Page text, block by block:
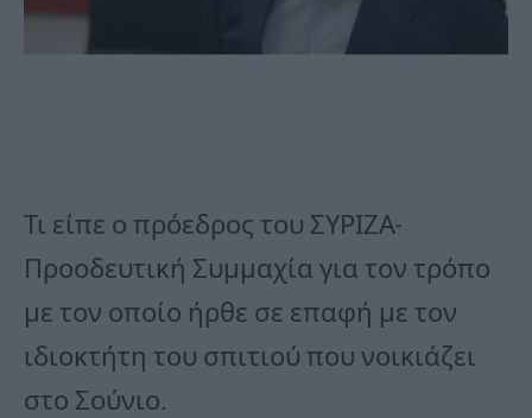
Τι είπε ο πρόεδρος του ΣΥΡΙΖΑ-
Προοδευτική Συμμαχία για τον τρόπο
με τον οποίο ήρθε σε επαφή με τον
ιδιοκτήτη του σπιτιού που νοικιάζει
στο Σούνιο.